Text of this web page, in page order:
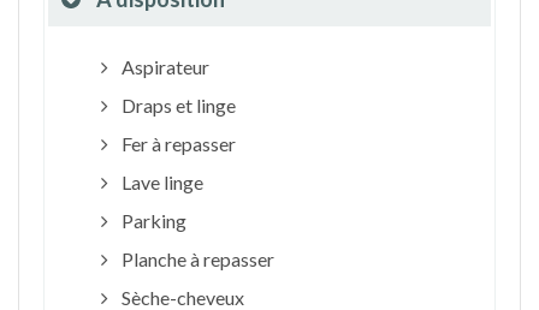
Aspirateur
Draps et linge
Fer à repasser
Lave linge
Parking
Planche à repasser
Sèche-cheveux